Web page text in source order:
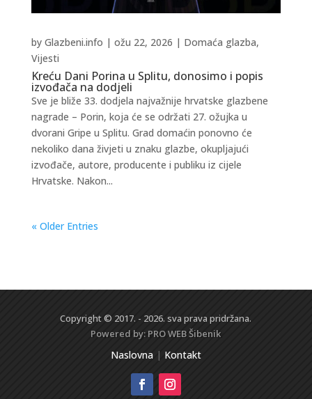
Kreću Dani Porina u Splitu, donosimo i popis
izvođača na dodjeli
by Glazbeni.info | ožu 22, 2026 | Domaća glazba,
Vijesti
Sve je bliže 33. dodjela najvažnije hrvatske glazbene
nagrade – Porin, koja će se održati 27. ožujka u
dvorani Gripe u Splitu. Grad domaćin ponovno će
nekoliko dana živjeti u znaku glazbe, okupljajući
izvođače, autore, producente i publiku iz cijele
Hrvatske. Nakon...
« Older Entries
Copyright © 2017. - 2026. sva prava pridržana.
Powered by: PRO WEBŠibenik
Naslovna| Kontakt